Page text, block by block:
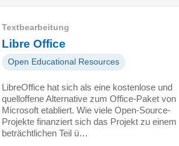
Textbearbeitung
Libre Office
Open Educational Resources
LibreOffice hat sich als eine kostenlose und
quelloffene Alternative zum Office-Paket von
Microsoft etabliert. Wie viele Open-Source-
Projekte finanziert sich das Projekt zu einem
beträchtlichen Teil ü…